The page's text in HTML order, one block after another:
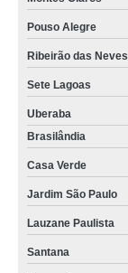
Pouso Alegre
Ribeirão das Neves
Sete Lagoas
Uberaba
Brasilândia
Casa Verde
Jardim São Paulo
Lauzane Paulista
Santana